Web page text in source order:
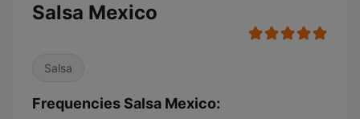
Salsa Mexico
Salsa
Frequencies Salsa Mexico: